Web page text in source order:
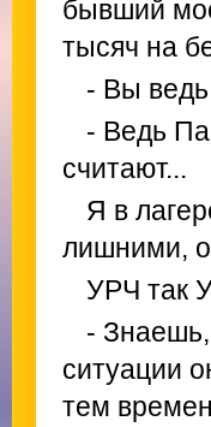
бывший
тысяч на
- Вы
- Ведь
считают...
Я в
лишними,
УРЧ так
-
ситуации
тем